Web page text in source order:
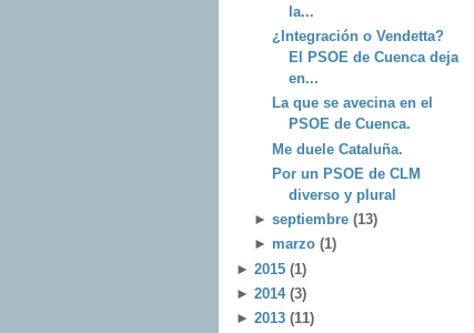
la...
¿Integración o Vendetta?
El PSOE de Cuenca deja
en...
La que se avecina en el
PSOE de Cuenca.
Me duele Cataluña.
Por un PSOE de CLM
diverso y plural
► septiembre (13)
► marzo (1)
► 2015 (1)
► 2014 (3)
► 2013 (11)